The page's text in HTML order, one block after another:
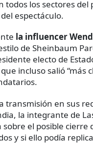
todos los sectores del
espectáculo.
la influencer
de Sheinbaum
electo de
incluso salió “más
transmisión en sus
la integrante de
el posible cierre
y si ello podía